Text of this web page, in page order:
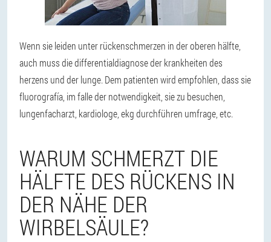
Wenn sie leiden unter rückenschmerzen in der oberen hälfte,
auch muss die differentialdiagnose der krankheiten des
herzens und der lunge. Dem patienten wird empfohlen, dass sie
fluorografía, im falle der notwendigkeit, sie zu besuchen,
lungenfacharzt, kardiologe, ekg durchführen umfrage, etc.
WARUM SCHMERZT DIE
HÄLFTE DES RÜCKENS IN
DER NÄHE DER
WIRBELSÄULE?